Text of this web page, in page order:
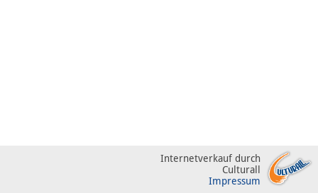
Internetverkauf durch
Culturall
Impressum